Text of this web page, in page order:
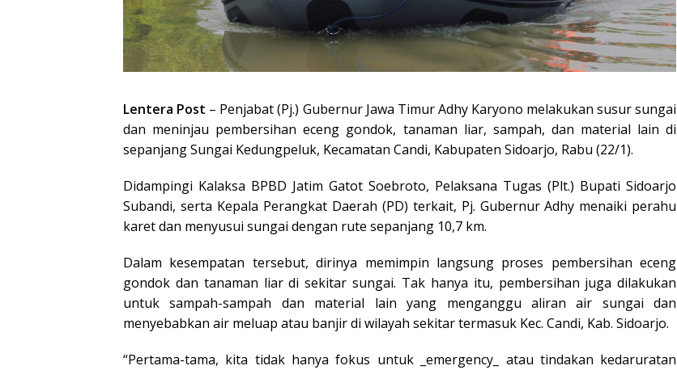
Lentera Post – Penjabat (Pj.) Gubernur Jawa Timur Adhy Karyono melakukan susur sungai
dan meninjau pembersihan eceng gondok, tanaman liar, sampah, dan material lain di
sepanjang Sungai Kedungpeluk, Kecamatan Candi, Kabupaten Sidoarjo, Rabu (22/1).
Didampingi Kalaksa BPBD Jatim Gatot Soebroto, Pelaksana Tugas (Plt.) Bupati Sidoarjo
Subandi, serta Kepala Perangkat Daerah (PD) terkait, Pj. Gubernur Adhy menaiki perahu
karet dan menyusui sungai dengan rute sepanjang 10,7 km.
Dalam kesempatan tersebut, dirinya memimpin langsung proses pembersihan eceng
gondok dan tanaman liar di sekitar sungai. Tak hanya itu, pembersihan juga dilakukan
untuk sampah-sampah dan material lain yang menganggu aliran air sungai dan
menyebabkan air meluap atau banjir di wilayah sekitar termasuk Kec. Candi, Kab. Sidoarjo.
“Pertama-tama, kita tidak hanya fokus untuk _emergency_ atau tindakan kedaruratan